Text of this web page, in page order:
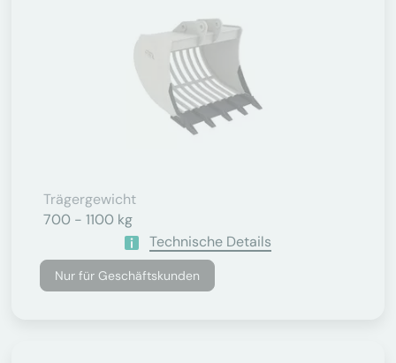
Trägergewicht
700 - 1100 kg
Technische Details
Nur für Geschäftskunden